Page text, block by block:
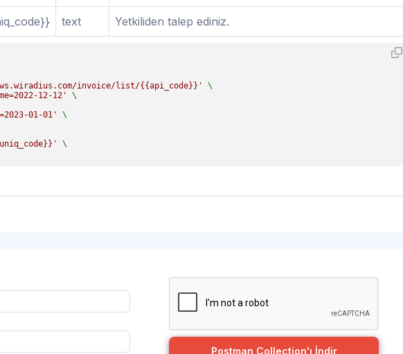
text Yetkiliden talep ediniz.
invoice/list/{{api_code}}'
\
12-12'
\
01-01'
\
\
Postman Collection'ı İndir